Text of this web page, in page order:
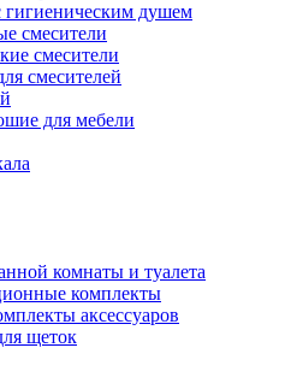
гигиеническим душем
смесители
смесители
смесителей
для мебели
комнаты и туалета
комплекты
аксессуаров
щеток